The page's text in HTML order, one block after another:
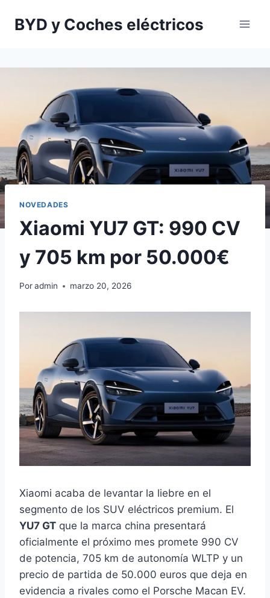
BYD y Coches eléctricos
NOVEDADES
Xiaomi YU7 GT: 990 CV
y 705 km por 50.000€
Poradmin marzo 20, 2026
Xiaomi acaba de levantar la liebre en el
segmento de los SUV eléctricos premium. El
YU7 GT que la marca china presentará
oficialmente el próximo mes promete 990 CV
de potencia, 705 km de autonomía WLTP y un
precio de partida de 50.000 euros que deja en
evidencia a rivales como el Porsche Macan EV.